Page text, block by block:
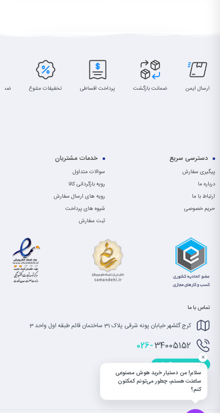
ارسال ایمن ضمانت بازگشت پرداخت اقساطی تخفیفات متنوع
دسترسی سریع
پیگیری سفارش
درباره ما
ارتباط با ما
حریم خصوصی
خدمات مشتریان
سوالات متداول
رویه بازگردانی کالا
رویه های ارسال سفارش
شیوه های پرداخت
ثبت سفارش
تماس با ما
کرج گلشهر خیابان پونه شرقی پلاک 31 ساختمان قائم طبقه اول واحد 3
026-34005152
info@saatet.com
سلام! من دستیار خرید هوش مصنوعی
ساعتت هستم، چطور می‌تونم کمکتون
کنم؟
×